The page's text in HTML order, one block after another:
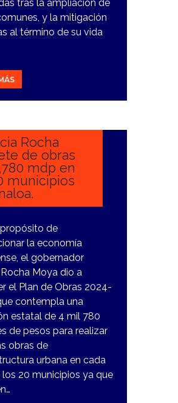
tras la ampliación de
y la mitigación
al término de su vida
Rocha
de obras
mdp en
municipios
de
la economía
el gobernador
Moya dio a
el Plan de Obras 2024-
contempla una
estatal de 4 mil 780
de pesos para realizar
obras de
urbana en cada
los 20 municipios ya que